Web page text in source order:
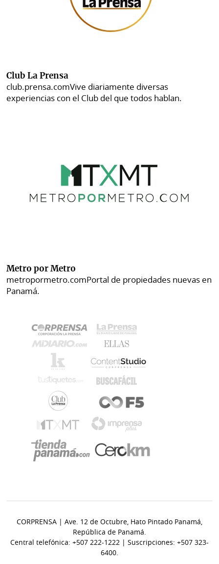
Club La Prensa
club.prensa.comVive diariamente diversas
experiencias con el Club del que todos hablan.
Metro por Metro
metropormetro.comPortal de propiedades nuevas en
Panamá.
CORPRENSA | Ave. 12 de Octubre, Hato Pintado Panamá,
República de Panamá.
Central telefónica: +507 222-1222 | Suscripciones: +507 323-
6400.